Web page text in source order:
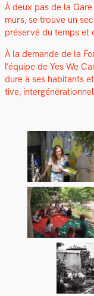
À deux pas de la
murs, se trou­ve un
préservé du temps et
À la demande de la
l’équipe de Yes We
dure à ses habi­tants
tive,